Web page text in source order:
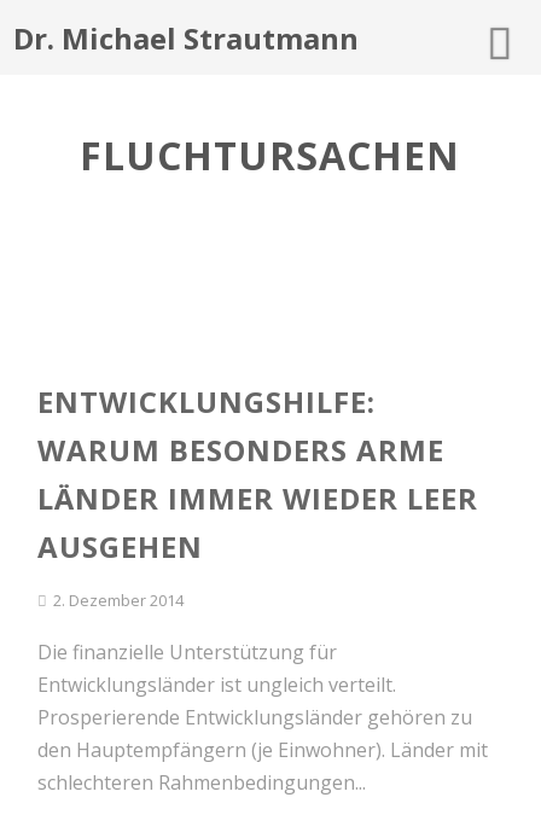
Dr. Michael Strautmann
FLUCHTURSACHEN
ENTWICKLUNGSHILFE:
WARUM BESONDERS ARME
LÄNDER IMMER WIEDER LEER
AUSGEHEN
2. Dezember 2014
Die finanzielle Unterstützung für
Entwicklungsländer ist ungleich verteilt.
Prosperierende Entwicklungsländer gehören zu
den Hauptempfängern (je Einwohner). Länder mit
schlechteren Rahmenbedingungen...